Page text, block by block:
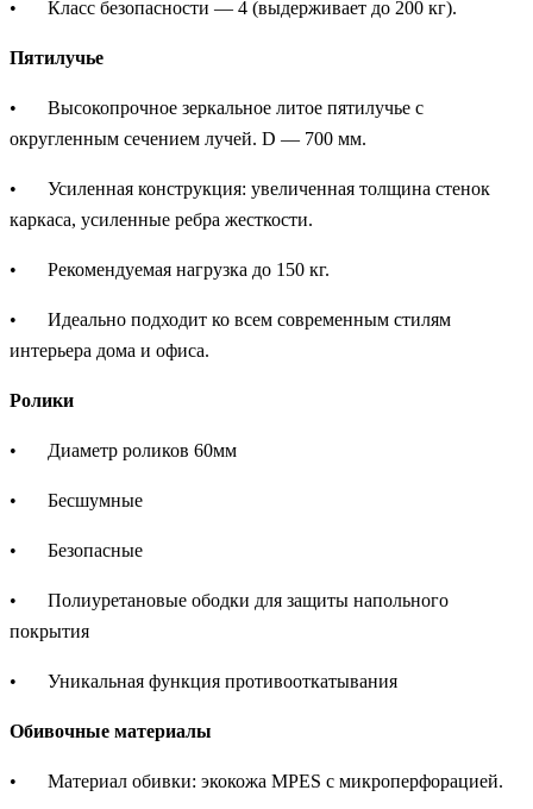
• Класс безопасности — 4 (выдерживает до 200 кг).
Пятилучье
•
Высокопрочное зеркальное литое пятилучье с
округленным сечением лучей. D — 700 мм.
•
Усиленная конструкция: увеличенная толщина стенок
каркаса, усиленные ребра жесткости.
• Рекомендуемая нагрузка до 150 кг.
•
Идеально подходит ко всем современным стилям
интерьера дома и офиса.
Ролики
• Диаметр роликов 60мм
• Бесшумные
• Безопасные
•
Полиуретановые ободки для защиты напольного
покрытия
• Уникальная функция противооткатывания
Обивочные материалы
• Материал обивки: экокожа MPES с микроперфорацией.